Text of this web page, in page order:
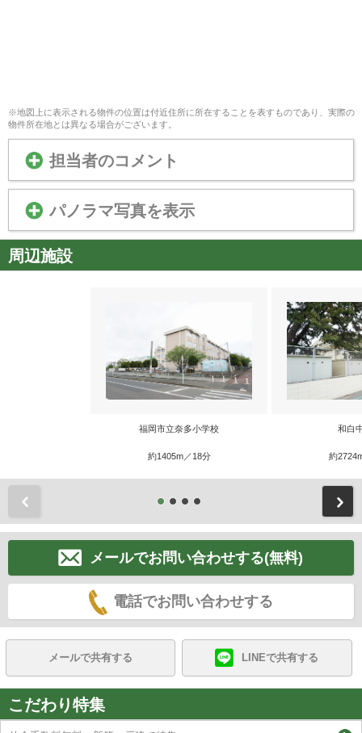
※地図上に表示される物件の位置は付近住所に所在することを表すものであり、実際の
物件所在地とは異なる場合がございます。
担当者のコメント
パノラマ写真を表示
周辺施設
福岡市立奈多小学校
約1405m／18分
和白
約
メールでお問い合わせする(無料)
電話でお問い合わせする
メールで共有する LINEで共有する
こだわり特集